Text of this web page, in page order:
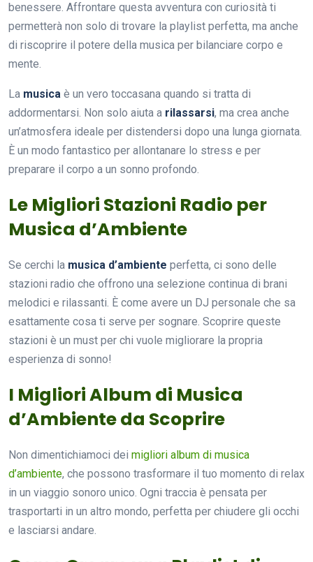
benessere. Affrontare questa avventura con curiosità ti
permetterà non solo di trovare la playlist perfetta, ma anche
di riscoprire il potere della musica per bilanciare corpo e
mente.
La musica è un vero toccasana quando si tratta di
addormentarsi. Non solo aiuta a rilassarsi, ma crea anche
un’atmosfera ideale per distendersi dopo una lunga giornata.
È un modo fantastico per allontanare lo stress e per
preparare il corpo a un sonno profondo.
Le Migliori Stazioni Radio per
Musica d’Ambiente
Se cerchi la musica d’ambiente perfetta, ci sono delle
stazioni radio che offrono una selezione continua di brani
melodici e rilassanti. È come avere un DJ personale che sa
esattamente cosa ti serve per sognare. Scoprire queste
stazioni è un must per chi vuole migliorare la propria
esperienza di sonno!
I Migliori Album di Musica
d’Ambiente da Scoprire
Non dimentichiamoci dei migliori album di musica
d’ambiente, che possono trasformare il tuo momento di relax
in un viaggio sonoro unico. Ogni traccia è pensata per
trasportarti in un altro mondo, perfetta per chiudere gli occhi
e lasciarsi andare.